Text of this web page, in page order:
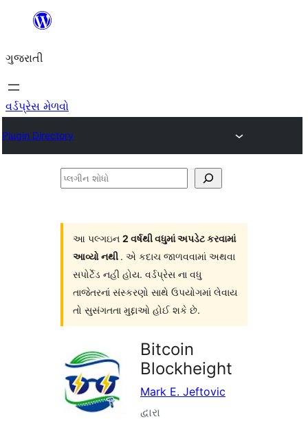
કંટેન્ટ(લખાણ)
જાઓ
ગુજરાતી
વર્ડપ્રેસ મેળવો
Plugin Directory
પ્લગીન
આ પલ્ગઇન 2 વર્ષથી વધુમાં અપડેટ કરવામાં
આવ્યો નથી . એ કદાચ જાળવવામાં અથવા
સપોર્ટેડ નહી હોય. વર્ડપ્રેસ ના વધુ
તાજેતરનાં સંસ્કરણો સાથે ઉપયોગમાં લેવાય
તો સુસંગતતા મુદ્દાઓ હોઈ શકે છે.
Bitcoin
Blockheight
Mark E. Jeftovic
દ્વારા